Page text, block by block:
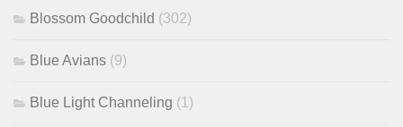
Blossom Goodchild (302)
Blue Avians (9)
Blue Light Channeling (1)